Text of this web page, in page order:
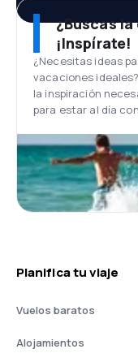
¿Buscas
¡Inspírate!
¿Necesitas ideas
vacaciones
la inspiración
para estar al día
Planifica tu viaje
Vuelos baratos
Alojamientos